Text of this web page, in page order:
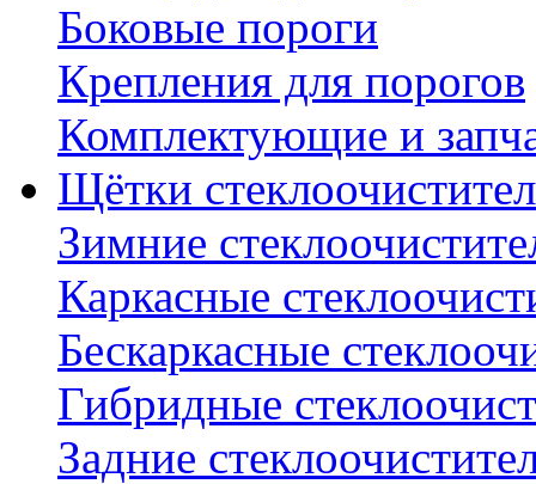
Боковые пороги
Крепления для порогов
Комплектующие и
Щётки
Зимние
Каркасные
Бескаркасные
Гибридные
Задние